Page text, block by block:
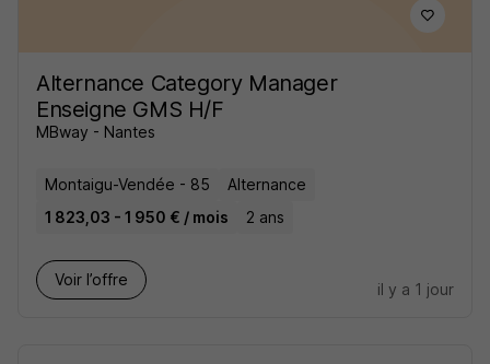
Alternance Category Manager
Enseigne GMS H/F
MBway - Nantes
Montaigu-Vendée - 85
Alternance
1 823,03 - 1 950 € / mois
2 ans
Voir l’offre
il y a 1 jour